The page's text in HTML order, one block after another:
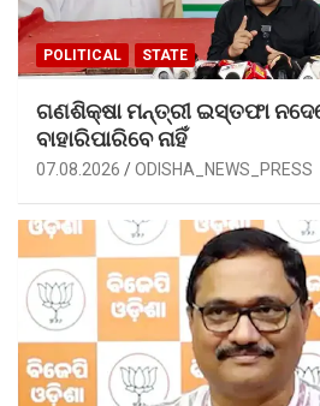
POLITICAL STATE
ଗଣଶିକ୍ଷା ମନ୍ତ୍ରୀ ଇସ୍ତଫା
ବାହାରିପାରିବେ ନାହିଁ
07.08.2026 ODISHA_NEWS_PRESS